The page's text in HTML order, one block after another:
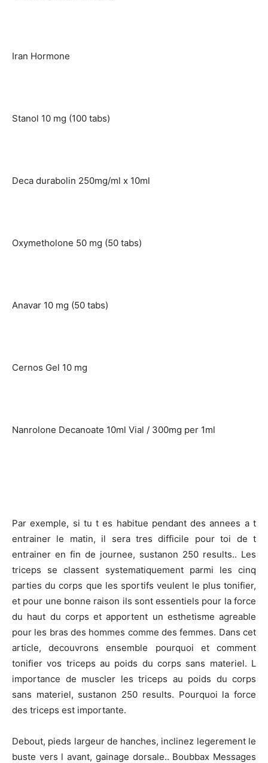
Iran Hormone
Stanol 10 mg (100 tabs)
Deca durabolin 250mg/ml x 10ml
Oxymetholone 50 mg (50 tabs)
Anavar 10 mg (50 tabs)
Cernos Gel 10 mg
Nanrolone Decanoate 10ml Vial / 300mg per 1ml
Par exemple, si tu t es habitue pendant des annees a t
entrainer le matin, il sera tres difficile pour toi de t
entrainer en fin de journee, sustanon 250 results.. Les
triceps se classent systematiquement parmi les cinq
parties du corps que les sportifs veulent le plus tonifier,
et pour une bonne raison ils sont essentiels pour la force
du haut du corps et apportent un esthetisme agreable
pour les bras des hommes comme des femmes. Dans cet
article, decouvrons ensemble pourquoi et comment
tonifier vos triceps au poids du corps sans materiel. L
importance de muscler les triceps au poids du corps
sans materiel, sustanon 250 results. Pourquoi la force
des triceps est importante.
Debout, pieds largeur de hanches, inclinez legerement le
buste vers l avant, gainage dorsale.. Boubbax Messages